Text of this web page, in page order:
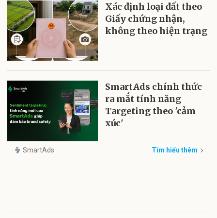
Xác định loại đất theo
Giấy chứng nhận,
không theo hiện trạng
SmartAds chính thức
ra mắt tính năng
Targeting theo 'cảm
xúc'
SmartAds Tìm hiểu thêm